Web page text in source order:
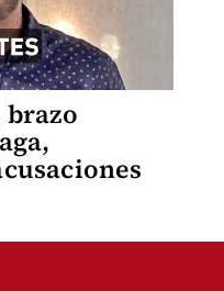
brazo